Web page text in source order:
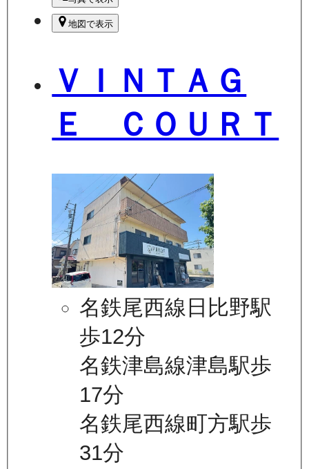
地図で表示
ＶＩＮＴＡＧ
Ｅ ＣＯＵＲＴ
名鉄尾西線日比野駅
歩12分
名鉄津島線津島駅歩
17分
名鉄尾西線町方駅歩
31分